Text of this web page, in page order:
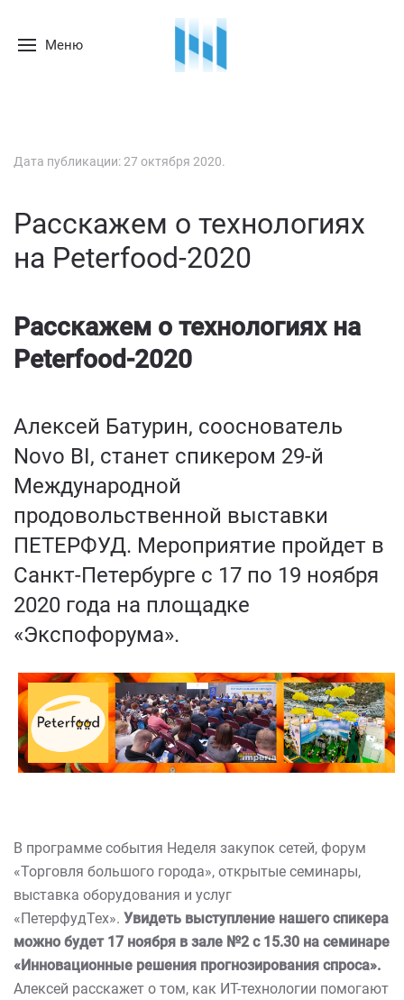
Меню
Дата публикации:27 октября 2020.
Расскажем о технологиях
на Peterfood-2020
Расскажем о технологиях на
Peterfood-2020
Алексей Батурин, сооснователь
Novo BI, станет спикером 29-й
Международной
продовольственной выставки
ПЕТЕРФУД. Мероприятие пройдет в
Санкт-Петербурге с 17 по 19 ноября
2020 года на площадке
«Экспофорума».
В программе события Неделя закупок сетей, форум
«Торговля большого города», открытые семинары,
выставка оборудования и услуг
«ПетерфудТех». Увидеть выступление нашего спикера
можно будет 17 ноября в зале №2 с 15.30 на семинаре
«Инновационные решения прогнозирования спроса».
Алексей расскажет о том, как ИТ-технологии помогают